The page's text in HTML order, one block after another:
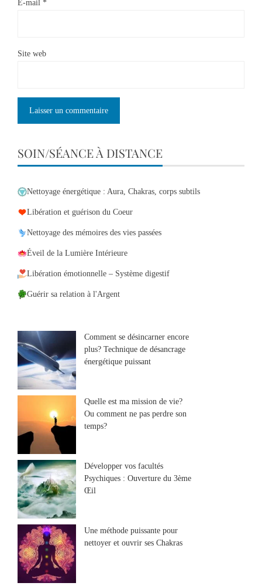
E-mail *
Site web
SOIN/SÉANCE À DISTANCE
Nettoyage énergétique : Aura, Chakras, corps subtils
Libération et guérison du Coeur
Nettoyage des mémoires des vies passées
Éveil de la Lumière Intérieure
Libération émotionnelle – Système digestif
Guérir sa relation à l'Argent
Comment se désincarner encore
plus? Technique de désancrage
énergétique puissant
Quelle est ma mission de vie?
Ou comment ne pas perdre son
temps?
Développer vos facultés
Psychiques : Ouverture du 3ème
Œil
Une méthode puissante pour
nettoyer et ouvrir ses Chakras